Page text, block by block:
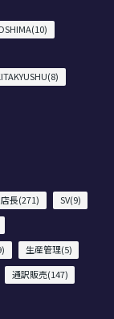
店長(271)
SV(9)
生産管理(5)
通訳販売(147)